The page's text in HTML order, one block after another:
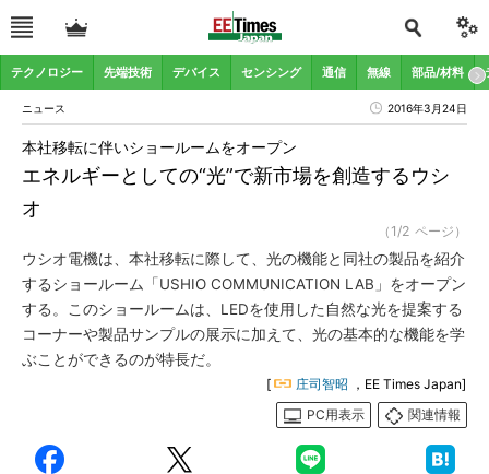
テクノロジー 先端技術 デバイス センシング 通信 無線 部品/材料
ニュース 2016年3月24日
エネルギーとしての“光”で新市場を創造するウシ
オ
本社移転に伴いショールームをオープン
（1/2 ページ）
ウシオ電機は、本社移転に際して、光の機能と同社の製品を紹介
するショールーム「USHIO COMMUNICATION LAB」をオープン
する。このショールームは、LEDを使用した自然な光を提案する
コーナーや製品サンプルの展示に加えて、光の基本的な機能を学
ぶことができるのが特長だ。
[ 庄司智昭 ，EE Times Japan]
PC用表示
関連情報